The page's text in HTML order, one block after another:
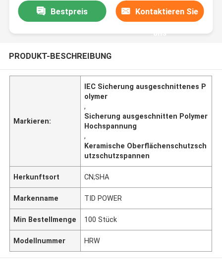
Bestpreis Kontaktieren Sie
uns
PRODUKT-BESCHREIBUNG
Markieren:
IEC Sicherung ausgeschnittenes P
olymer
,
Sicherung ausgeschnitten Polymer
Hochspannung
,
Keramische Oberflächenschutzsch
utzschutzspannen
Herkunftsort CN;SHA
Markenname TID POWER
Min Bestellmenge 100 Stück
Modellnummer HRW